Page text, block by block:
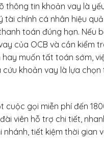
thông tin khoản vay là
tài chính cá nhân hiệu
toán đúng hạn. Nếu
của OCB và cần kiểm
muốn tất toán sớm,
cứu khoản vay là lựa
cuộc gọi miễn phí đến
viên hỗ trợ chi tiết,
nhánh, tiết kiệm thời gian